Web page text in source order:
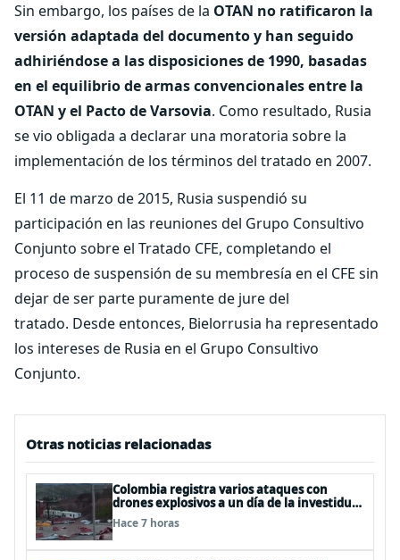
Sin embargo, los países de la OTAN no ratificaron la
versión adaptada del documento y han seguido
adhiriéndose a las disposiciones de 1990, basadas
en el equilibrio de armas convencionales entre la
OTAN y el Pacto de Varsovia. Como resultado, Rusia
se vio obligada a declarar una moratoria sobre la
implementación de los términos del tratado en 2007.
El 11 de marzo de 2015, Rusia suspendió su
participación en las reuniones del Grupo Consultivo
Conjunto sobre el Tratado CFE, completando el
proceso de suspensión de su membresía en el CFE sin
dejar de ser parte puramente de jure del
tratado. Desde entonces, Bielorrusia ha representado
los intereses de Rusia en el Grupo Consultivo
Conjunto.
Otras noticias relacionadas
Colombia registra varios ataques con
drones explosivos a un día de la investidura
de De la Espriella: un policía muerto
Hace 7 horas